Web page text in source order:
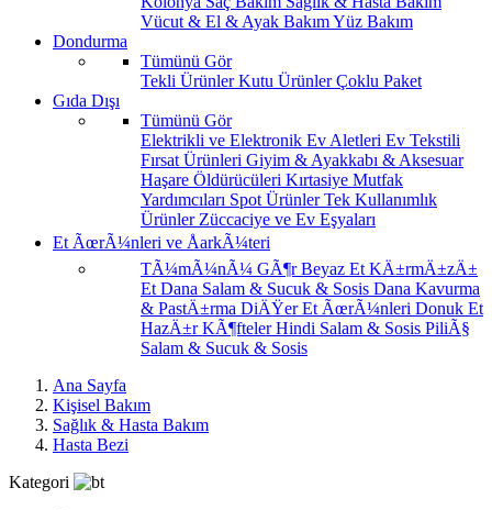
Vücut & El & Ayak BakımYüz Bakım
Dondurma
Tümünü Gör
Tekli ÜrünlerKutu ÜrünlerÇoklu Paket
Gıda Dışı
Tümünü Gör
Elektrikli ve Elektronik Ev Aletleri Ev Tekstili
Fırsat Ürünleri Giyim & Ayakkabı & Aksesuar
Haşare Öldürücüleri Kırtasiye Mutfak
Yardımcıları Spot ÜrünlerTek Kullanımlık
Ürünler Züccaciye ve Ev Eşyaları
Et ÃœrÃ¼nleri ve ÅarkÃ¼teri
TÃ¼mÃ¼nÃ¼ GÃ¶rBeyaz Et KÄ±rmÄ±zÄ±
Et Dana Salam & Sucuk & Sosis Dana Kavurma
& PastÄ±rma DiÄŸer Et ÃœrÃ¼nleri Donuk Et
HazÄ±r KÃ¶ftelerHindi Salam & Sosis PiliÃ§
Salam & Sucuk & Sosis
Ana Sayfa
Kişisel Bakım
Sağlık & Hasta Bakım
Hasta Bezi
Kategori